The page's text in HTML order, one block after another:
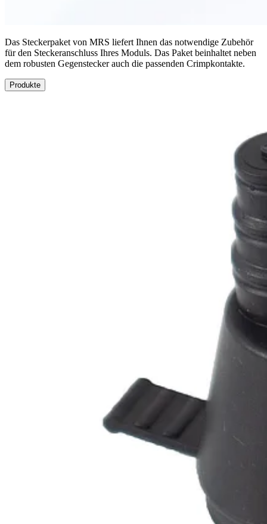
Das Steckerpaket von MRS liefert Ihnen das notwendige Zubehör
für den Steckeranschluss Ihres Moduls. Das Paket beinhaltet neben
dem robusten Gegenstecker auch die passenden Crimpkontakte.
Produkte